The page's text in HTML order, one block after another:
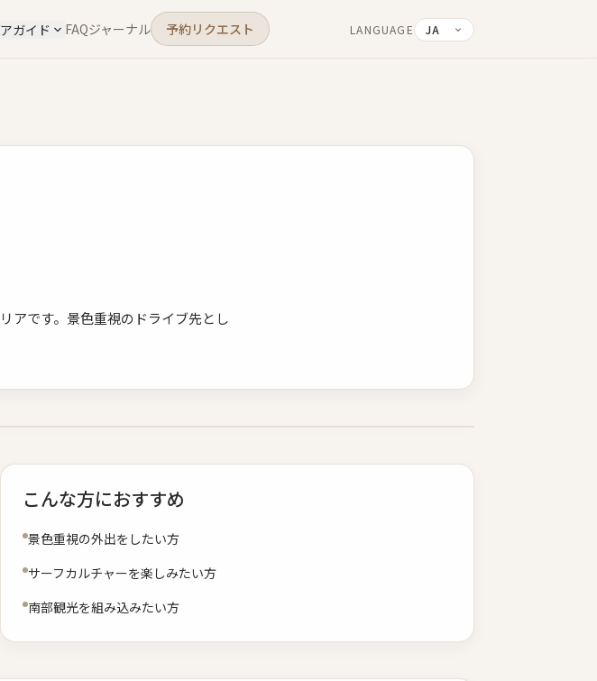
ガイド FAQジャーナル 予約リクエスト LANGUAGE
アです。景色重視のドライブ先とし
こんな方におすすめ
景色重視の外出をしたい方
サーフカルチャーを楽しみたい方
南部観光を組み込みたい方